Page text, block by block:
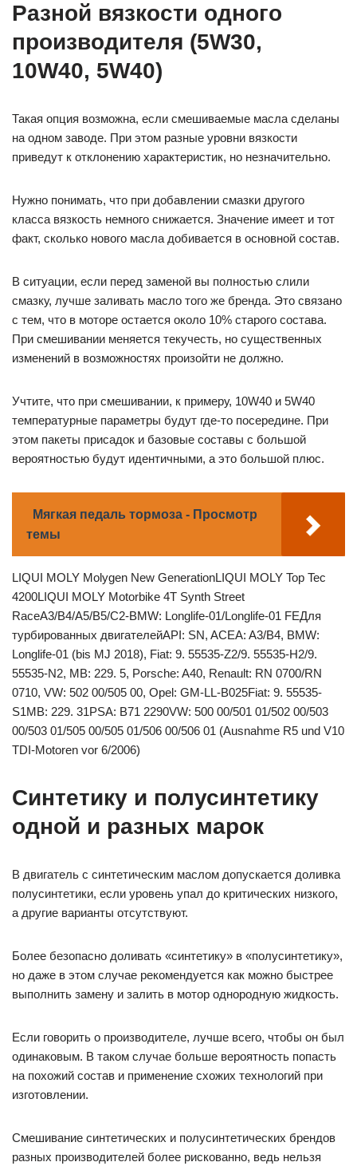
Разной вязкости одного
производителя (5W30,
10W40, 5W40)
Такая опция возможна, если смешиваемые масла сделаны
на одном заводе. При этом разные уровни вязкости
приведут к отклонению характеристик, но незначительно.
Нужно понимать, что при добавлении смазки другого
класса вязкость немного снижается. Значение имеет и тот
факт, сколько нового масла добивается в основной состав.
В ситуации, если перед заменой вы полностью слили
смазку, лучше заливать масло того же бренда. Это связано
с тем, что в моторе остается около 10% старого состава.
При смешивании меняется текучесть, но существенных
изменений в возможностях произойти не должно.
Учтите, что при смешивании, к примеру, 10W40 и 5W40
температурные параметры будут где-то посередине. При
этом пакеты присадок и базовые составы с большой
вероятностью будут идентичными, а это большой плюс.
Мягкая педаль тормоза - Просмотр
темы
LIQUI MOLY Molygen New GenerationLIQUI MOLY Top Tec
4200LIQUI MOLY Motorbike 4T Synth Street
RaceA3/B4/A5/B5/C2-BMW: Longlife-01/Longlife-01 FEДля
турбированных двигателейAPI: SN, ACEA: A3/B4, BMW:
Longlife-01 (bis MJ 2018), Fiat: 9. 55535-Z2/9. 55535-H2/9.
55535-N2, MB: 229. 5, Porsche: A40, Renault: RN 0700/RN
0710, VW: 502 00/505 00, Opel: GM-LL-B025Fiat: 9. 55535-
S1MB: 229. 31PSA: B71 2290VW: 500 00/501 01/502 00/503
00/503 01/505 00/505 01/506 00/506 01 (Ausnahme R5 und V10
TDI-Motoren vor 6/2006)
Синтетику и полусинтетику
одной и разных марок
В двигатель с синтетическим маслом допускается доливка
полусинтетики, если уровень упал до критических низкого,
а другие варианты отсутствуют.
Более безопасно доливать «синтетику» в «полусинтетику»,
но даже в этом случае рекомендуется как можно быстрее
выполнить замену и залить в мотор однородную жидкость.
Если говорить о производителе, лучше всего, чтобы он был
одинаковым. В таком случае больше вероятность попасть
на похожий состав и применение схожих технологий при
изготовлении.
Смешивание синтетических и полусинтетических брендов
разных производителей более рискованно, ведь нельзя